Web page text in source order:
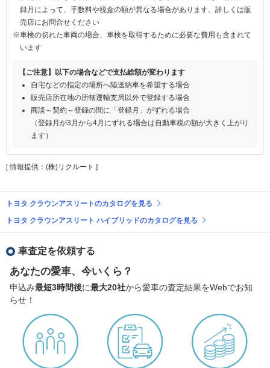
録月によって、手数料や税金の額が異なる場合があります。詳しくは販
売店にお問合せください
※車検の切れた車両の場合、車検を取得するために必要な費用も含まれて
います
【ご注意】以下の場合などで支払総額が変わります
自宅などの指定の場所へ陸送納車を希望する場合
販売店所在地の所轄運輸支局以外で登録する場合
商談～契約～登録の間に「登録月」がずれる場合
（登録月が3月から4月にずれる場合は自動車税の額が大きく上がり
ます）
[ 情報提供：(株)リクルート ]
トヨタ クラウンアスリートのカタログを見る
トヨタ クラウンアスリート ハイブリッドのカタログを見る
車査定を依頼する
あなたの愛車、今いくら？
申込み最短3時間後に最大20社から愛車の査定結果をWebでお知
らせ！